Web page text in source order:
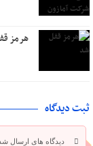
هرمز
ثبت دیدگاه
دیدگاه های ارسال